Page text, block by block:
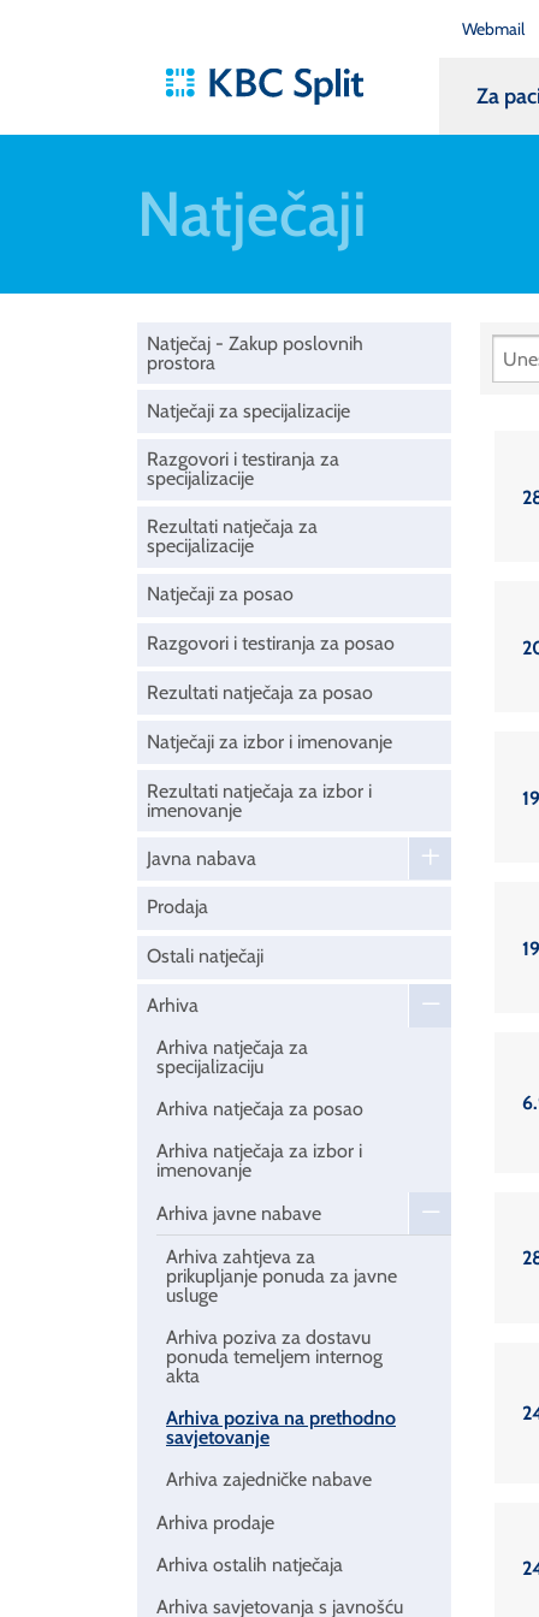
Webmail
Za
Natječaji
Natječaj - Zakup poslovnih
prostora
Natječaji za specijalizacije
Razgovori i testiranja za
specijalizacije
Rezultati natječaja za
specijalizacije
Natječaji za posao
Razgovori i testiranja za posao
Rezultati natječaja za posao
Natječaji za izbor i imenovanje
Rezultati natječaja za izbor i
imenovanje
Javna nabava
Prodaja
Ostali natječaji
Arhiva
Arhiva natječaja za
specijalizaciju
Arhiva natječaja za posao
Arhiva natječaja za izbor i
imenovanje
Arhiva javne nabave
Arhiva zahtjeva za
prikupljanje ponuda za javne
usluge
Arhiva poziva za dostavu
ponuda temeljem internog
akta
Arhiva poziva na prethodno
savjetovanje
Arhiva zajedničke nabave
Arhiva prodaje
Arhiva ostalih natječaja
Arhiva savjetovanja s javnošću